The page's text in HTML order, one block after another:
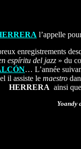
l’appelle
enregistrements
espíritu del jazz » du
… L’année
il assiste le maestro
HERRERA ainsi
Yoandy